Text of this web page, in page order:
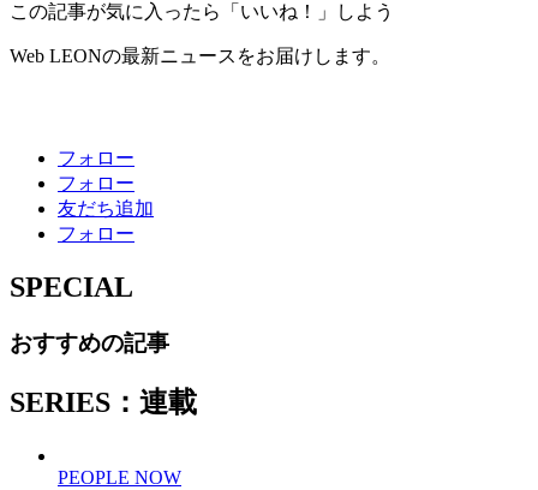
この記事が気に入ったら「いいね！」しよう
Web LEONの最新ニュースをお届けします。
フォロー
フォロー
友だち追加
フォロー
SPECIAL
おすすめの記事
SERIES：連載
PEOPLE NOW